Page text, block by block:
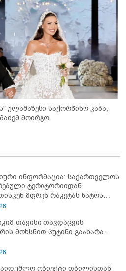
მოირგო
ინფორმაცია: საქართველოს
ტერიტორიიდან
მფრენ რაკეტას ნატოს
ჩაუშლია
თავისი თავდაცვის
მოხსნით პუტინი გაახარა...
ობიექტი თბილისთან